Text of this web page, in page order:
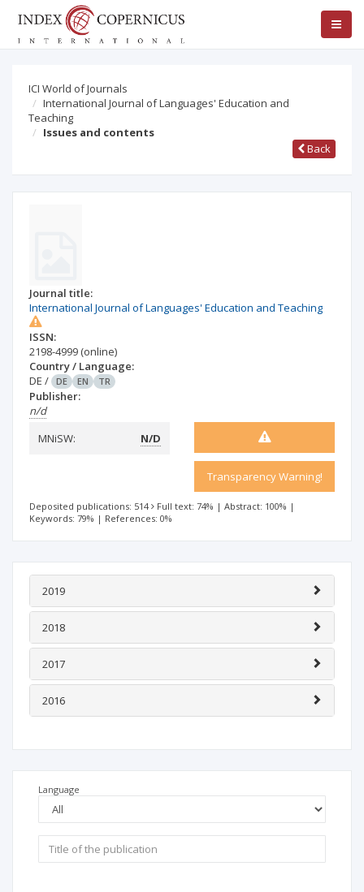
ICI World of Journals
International Journal of Languages' Education and
Teaching
Issues and contents
Back
Journal title:
International Journal of Languages' Education and Teaching
ISSN:
2198-4999 (online)
Country / Language:
DE / DE EN TR
Publisher:
n/d
MNiSW:
N/D
Transparency Warning!
Deposited publications: 514 Full text: 74% | Abstract: 100% |
Keywords: 79% | References: 0%
2019
2018
2017
2016
Language